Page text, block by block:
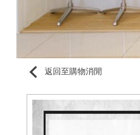
返回至購物消閒